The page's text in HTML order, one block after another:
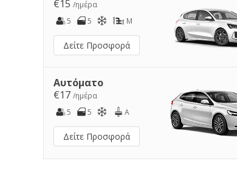
€15 /ημέρα
5
5 M
Δείτε Προσφορά
Αυτόματο
€17 /ημέρα
5
5 A
Δείτε Προσφορά